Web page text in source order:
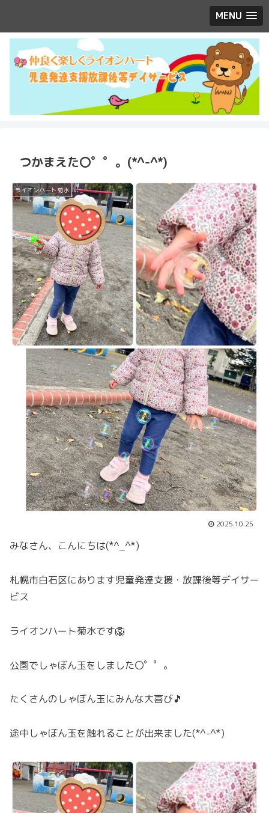
MENU
つかまえた〇゜゜。(*^-^*)
ライオンハート菊水
2025.10.25
みなさん、こんにちは(*^_^*)
札幌市白石区にあります児童発達支援・放課後等デイサー
ビス
ライオンハート菊水です🦁
公園でしゃぼん玉をしました〇゜゜。
たくさんのしゃぼん玉にみんな大喜び🎵
途中しゃぼん玉を触れることが出来ました(*^-^*)